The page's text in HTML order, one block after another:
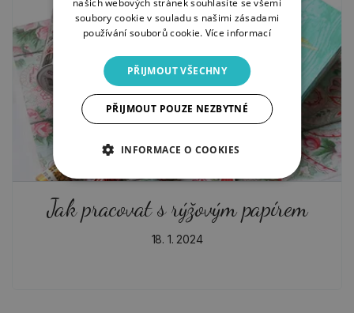
Jak pracovat s rýžovým papírem
18. 1. 2024
našich webových stránek souhlasíte se všemi
soubory cookie v souladu s našimi zásadami
používání souborů cookie. Více informací
PŘIJMOUT VŠECHNY
PŘIJMOUT POUZE NEZBYTNÉ
INFORMACE O COOKIES